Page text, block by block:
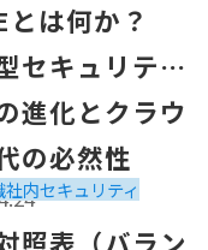
ウド時代の必然性」
とは何か？
セキュリティ
進化とクラウ
の必然性
社内セキュリティ
方を徹底解説！｜
照表（バラン